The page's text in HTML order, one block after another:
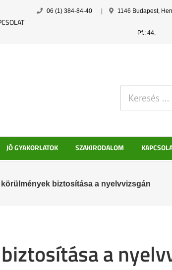
06 (1) 384-84-40 1146 Budapest,
Pf.: 44.
JÓ GYAKORLATOK SZAKIRODALOM
biztosítása a nyelvvizsgán
a